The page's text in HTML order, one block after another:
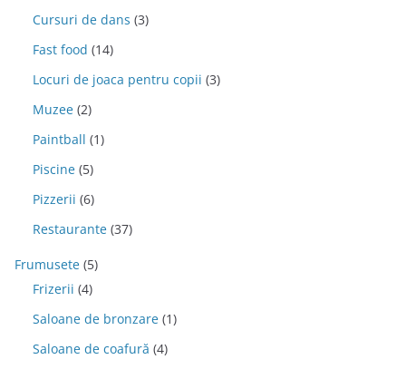
Cursuri de dans (3)
Fast food (14)
Locuri de joaca pentru copii (3)
Muzee (2)
Paintball (1)
Piscine (5)
Pizzerii (6)
Restaurante (37)
Frumusete (5)
Frizerii (4)
Saloane de bronzare (1)
Saloane de coafură (4)